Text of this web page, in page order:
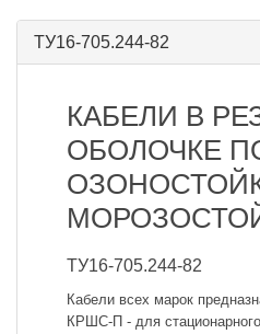
ТУ16-705.244-82
КАБЕЛИ В
ОБОЛОЧКЕ
ТУ16-705.244-82
Кабели всех марок
КРШС-П - для